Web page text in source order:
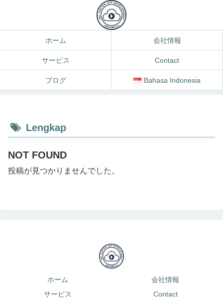
ホーム 会社情報
サービス Contact
ブログ Bahasa Indonesia
Lengkap
NOT FOUND
投稿が見つかりませんでした。
ホーム
会社情報
サービス
Contact